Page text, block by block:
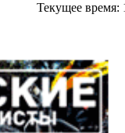
Текущее время: